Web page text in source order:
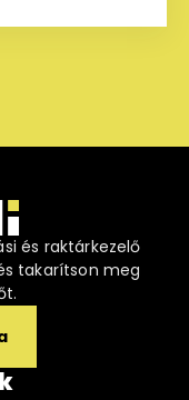
és raktárkezelő
takarítson meg